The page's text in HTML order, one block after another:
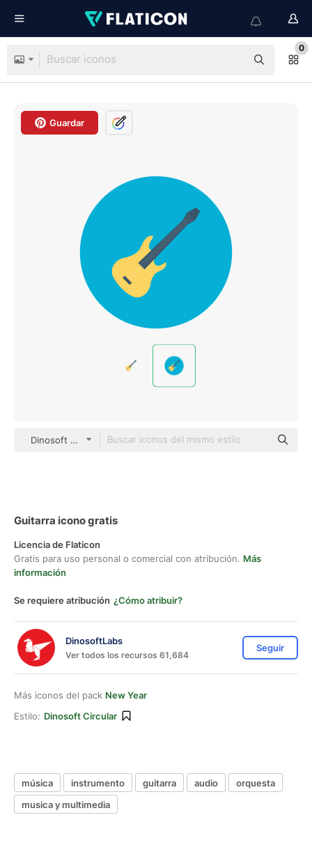
0
Guardar
Dinosoft Circular
Guitarra icono gratis
Licencia de Flaticon
Gratis para uso personal o comercial con atribución. Más
información
Se requiere atribución ¿Cómo atribuir?
DinosoftLabs
Ver todos los recursos 61,684
Seguir
Más iconos del pack New Year
Estilo: Dinosoft Circular
música instrumento guitarra audio
orquesta
musica y multimedia